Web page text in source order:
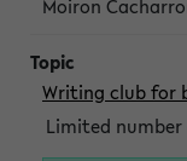
Moiron
Writing club for
Limited